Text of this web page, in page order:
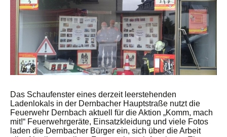
Das Schaufenster eines derzeit leerstehenden
Ladenlokals in der Dernbacher Hauptstraße nutzt die
Feuerwehr Dernbach aktuell für die Aktion „Komm, mach
mit!“ Feuerwehrgeräte, Einsatzkleidung und viele Fotos
laden die Dernbacher Bürger ein, sich über die Arbeit